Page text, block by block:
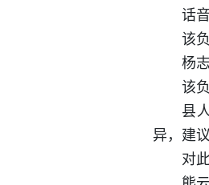
话
该
杨
该
县
异，建
对